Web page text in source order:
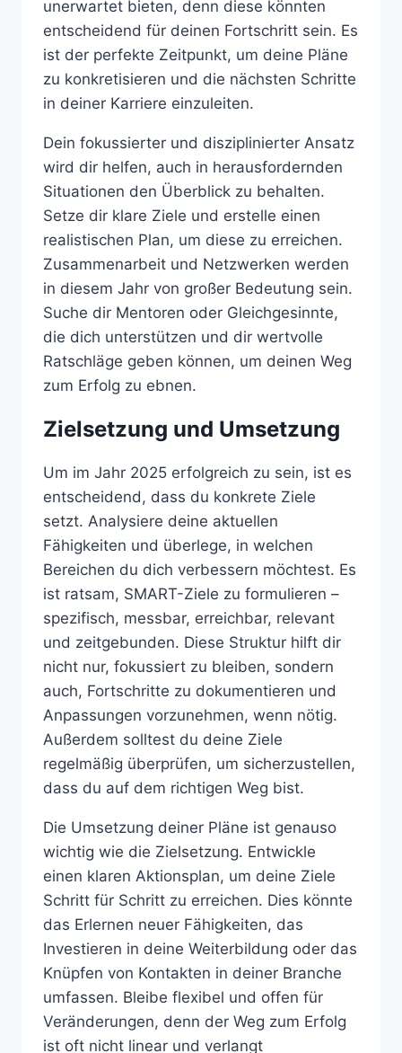
unerwartet bieten, denn diese könnten
entscheidend für deinen Fortschritt sein. Es
ist der perfekte Zeitpunkt, um deine Pläne
zu konkretisieren und die nächsten Schritte
in deiner Karriere einzuleiten.
Dein fokussierter und disziplinierter Ansatz
wird dir helfen, auch in herausfordernden
Situationen den Überblick zu behalten.
Setze dir klare Ziele und erstelle einen
realistischen Plan, um diese zu erreichen.
Zusammenarbeit und Netzwerken werden
in diesem Jahr von großer Bedeutung sein.
Suche dir Mentoren oder Gleichgesinnte,
die dich unterstützen und dir wertvolle
Ratschläge geben können, um deinen Weg
zum Erfolg zu ebnen.
Zielsetzung und Umsetzung
Um im Jahr 2025 erfolgreich zu sein, ist es
entscheidend, dass du konkrete Ziele
setzt. Analysiere deine aktuellen
Fähigkeiten und überlege, in welchen
Bereichen du dich verbessern möchtest. Es
ist ratsam, SMART-Ziele zu formulieren –
spezifisch, messbar, erreichbar, relevant
und zeitgebunden. Diese Struktur hilft dir
nicht nur, fokussiert zu bleiben, sondern
auch, Fortschritte zu dokumentieren und
Anpassungen vorzunehmen, wenn nötig.
Außerdem solltest du deine Ziele
regelmäßig überprüfen, um sicherzustellen,
dass du auf dem richtigen Weg bist.
Die Umsetzung deiner Pläne ist genauso
wichtig wie die Zielsetzung. Entwickle
einen klaren Aktionsplan, um deine Ziele
Schritt für Schritt zu erreichen. Dies könnte
das Erlernen neuer Fähigkeiten, das
Investieren in deine Weiterbildung oder das
Knüpfen von Kontakten in deiner Branche
umfassen. Bleibe flexibel und offen für
Veränderungen, denn der Weg zum Erfolg
ist oft nicht linear und verlangt